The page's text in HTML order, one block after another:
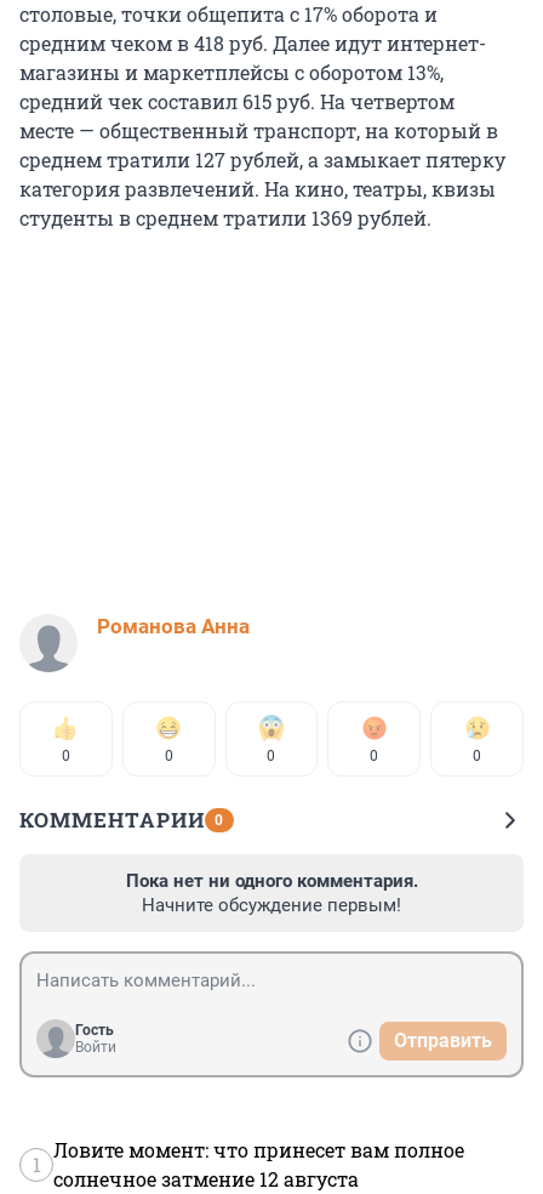
столовые, точки общепита с 17% оборота и
средним чеком в 418 руб. Далее идут интернет-
магазины и маркетплейсы с оборотом 13%,
средний чек составил 615 руб. На четвертом
месте — общественный транспорт, на который в
среднем тратили 127 рублей, а замыкает пятерку
категория развлечений. На кино, театры, квизы
студенты в среднем тратили 1369 рублей.
Романова Анна
0 0 0 0 0
КОММЕНТАРИИ 0
Пока нет ни одного комментария.
Начните обсуждение первым!
Гость
Войти
Отправить
1
Ловите момент: что принесет вам полное
солнечное затмение 12 августа